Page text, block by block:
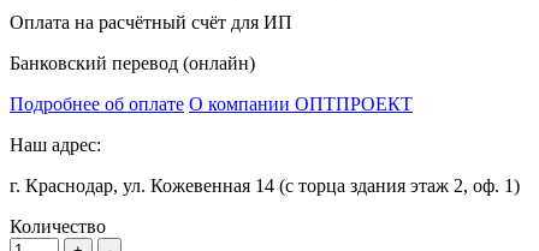
Оплата на расчётный счёт для ИП
Банковский перевод (онлайн)
Подробнее об оплате О компании ОПТПРОЕКТ
Наш адрес:
г. Краснодар, ул. Кожевенная 14 (с торца здания этаж 2, оф. 1)
Количество